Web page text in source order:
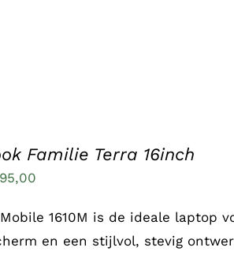
Familie Terra 16inch
1610M is de ideale laptop
en een stijlvol, stevig